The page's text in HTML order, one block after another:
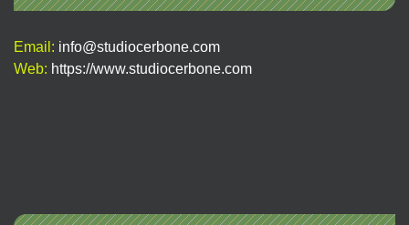
Email: info@studiocerbone.com
Web: https://www.studiocerbone.com